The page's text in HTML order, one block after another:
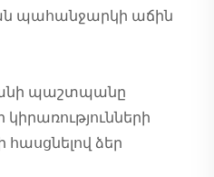
պահանջարկի աճին
պաշտպանը
հասցնելով ձեր